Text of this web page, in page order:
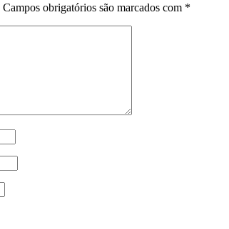
Campos obrigatórios são marcados com *